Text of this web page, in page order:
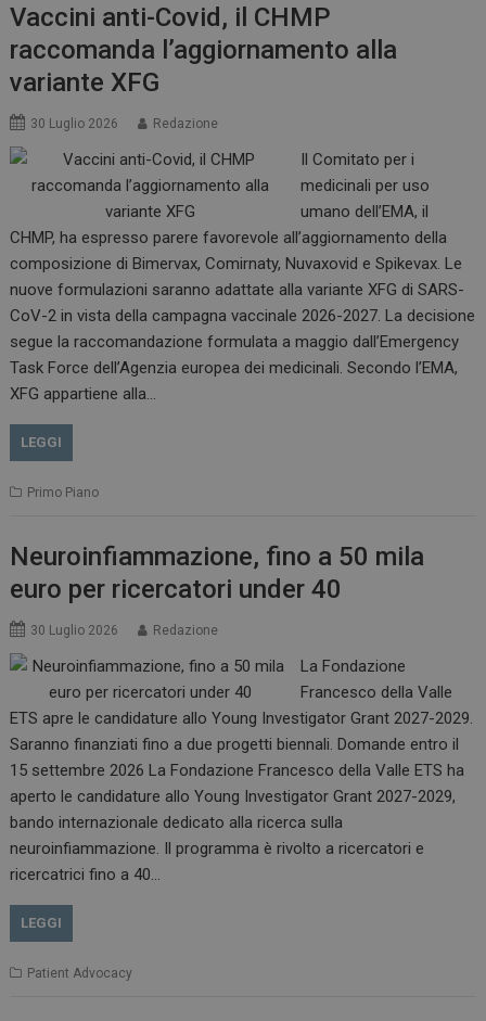
Vaccini anti-Covid, il CHMP
raccomanda l’aggiornamento alla
variante XFG
30 Luglio 2026 Redazione
Il Comitato per i
medicinali per uso
umano dell’EMA, il
CHMP, ha espresso parere favorevole all’aggiornamento della
composizione di Bimervax, Comirnaty, Nuvaxovid e Spikevax. Le
nuove formulazioni saranno adattate alla variante XFG di SARS-
CoV-2 in vista della campagna vaccinale 2026-2027. La decisione
segue la raccomandazione formulata a maggio dall’Emergency
Task Force dell’Agenzia europea dei medicinali. Secondo l’EMA,
XFG appartiene alla…
LEGGI
Primo Piano
Neuroinfiammazione, fino a 50 mila
euro per ricercatori under 40
30 Luglio 2026 Redazione
La Fondazione
Francesco della Valle
ETS apre le candidature allo Young Investigator Grant 2027-2029.
Saranno finanziati fino a due progetti biennali. Domande entro il
15 settembre 2026 La Fondazione Francesco della Valle ETS ha
aperto le candidature allo Young Investigator Grant 2027-2029,
bando internazionale dedicato alla ricerca sulla
neuroinfiammazione. Il programma è rivolto a ricercatori e
ricercatrici fino a 40…
LEGGI
Patient Advocacy
tracking-sites-
www.dailyhealthindustry.it
2 giorni
ARRAffinity
Microsoft Corporation
.www.dailyhealthindustry.it
Sessione
_ga_Z2VT792F98
tracking-sites-
ironfish-tracking-
enable
www.dailyhealthindustry.it
4
settimane
2 giorni
CookieScriptConsent